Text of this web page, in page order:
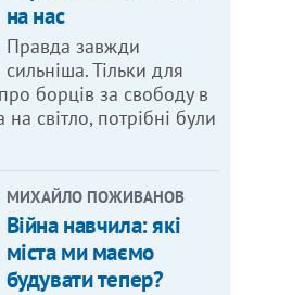
на нас
Правда завжди
сильніша. Тільки для
борців за свободу в
світло, потрібні були
МИХАЙЛО ПОЖИВАНОВ
Війна навчила: які
міста ми маємо
будувати тепер?